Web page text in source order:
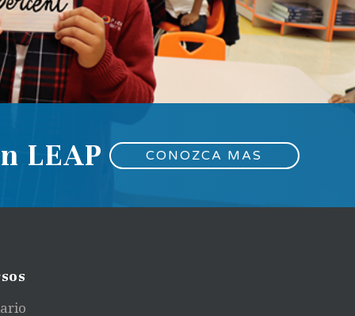
LEAP CONOZCA MAS